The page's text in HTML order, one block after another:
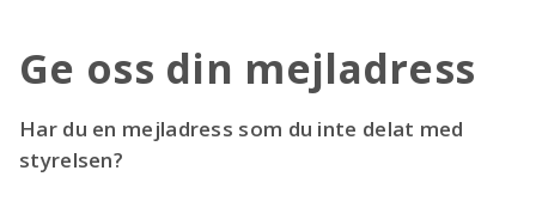
Ge oss din mejladress
Har du en mejladress som du inte delat med
styrelsen?